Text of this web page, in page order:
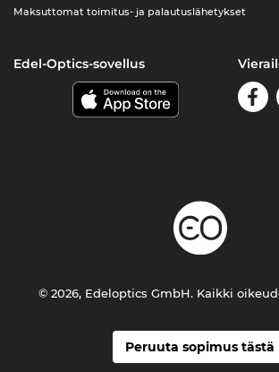
Maksuttomat toimitus- ja palautuslähetykset
Edel-Optics-sovellus
Peruuta sopimus tästä
© 2026, Edeloptics GmbH. Kaikki